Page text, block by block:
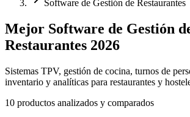
Software de Gestión de Restaurantes
Mejor Software de Gestión
Restaurantes 2026
Sistemas TPV, gestión de cocina, turnos de
inventario y analíticas para restaurantes y
10 productos analizados y comparados